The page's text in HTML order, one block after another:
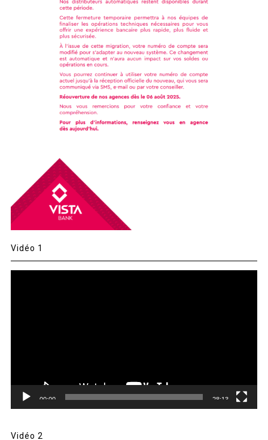
Vidéo 1
00:00 28:13
Vidéo 2